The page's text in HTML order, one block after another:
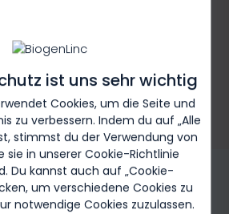
ist uns sehr wichtig
Cookies, um die Seite und
zu verbessern. Indem du auf „Alle
stimmst du der Verwendung von
sie in unserer Cookie-Richtlinie
Du kannst auch auf „Cookie-
um verschiedene Cookies zu
notwendige Cookies zuzulassen.
bei
Für mich
und dein